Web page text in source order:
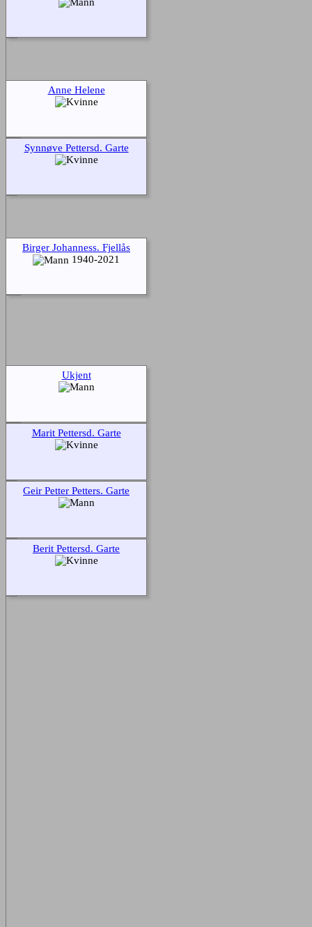
Anne Helene
Synnøve Pettersd. Garte
Birger Johanness. Fjellås
1940-2021
Ukjent
Marit Pettersd. Garte
Geir Petter Petters. Garte
Berit Pettersd. Garte